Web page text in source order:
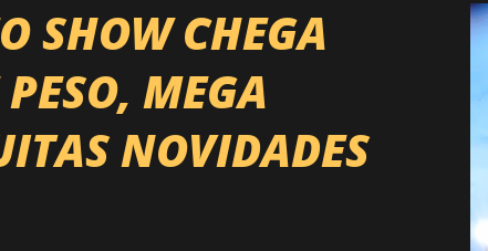
SHOW CHEGA
MEGA
NOVIDADES